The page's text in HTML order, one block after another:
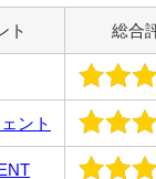
ト 総合
ント